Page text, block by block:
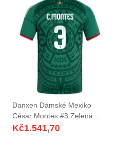
Danxen Dámské Mexiko
César Montes #3 Zelená
Bílá Červená Domů Hráčské
Kč1.541,70